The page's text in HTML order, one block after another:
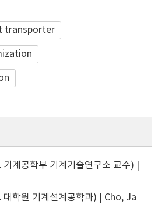
transporter
계공학부 기계기술연구소 교수) |
대학원 기계설계공학과) | Cho, Ja